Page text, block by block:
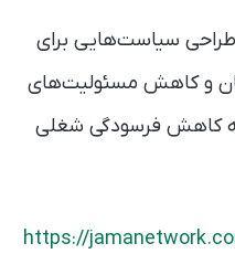
طراحی سیاست‌هایی برای
و کاهش مسئولیت‌های
به کاهش فرسودگی شغلی
https://